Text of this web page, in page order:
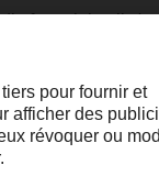
ferroviaire, il
pour les clients.
procédures
de